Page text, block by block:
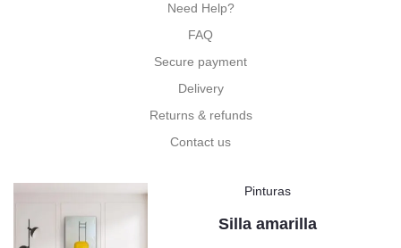
Need Help?
FAQ
Secure payment
Delivery
Returns & refunds
Contact us
Pinturas
Silla amarilla